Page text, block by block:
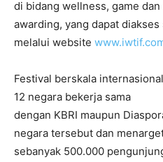
di bidang wellness, game
awarding, yang dapat
melalui website
Festival berskala
12 negara bekerja sama
dengan KBRI maupun
negara tersebut dan
sebanyak 500.000